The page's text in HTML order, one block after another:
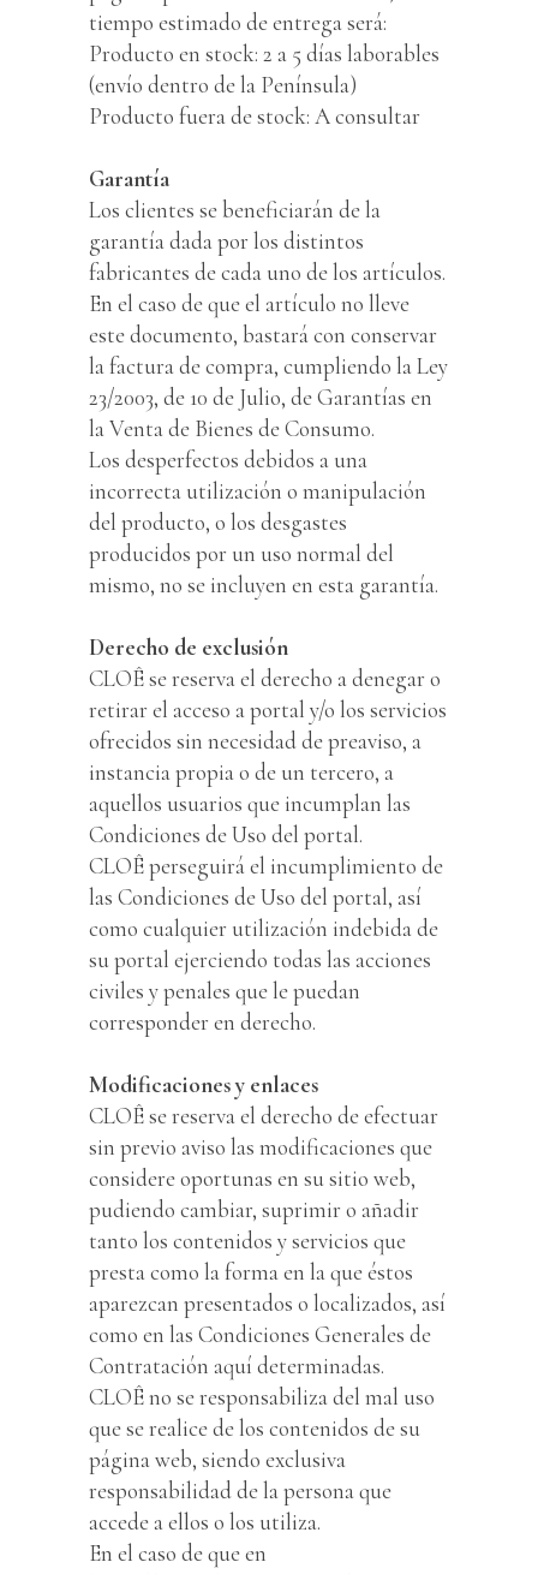
tiempo estimado de entrega será:
Producto en stock: 2 a 5 días laborables
(envío dentro de la Península)
Producto fuera de stock: A consultar
Garantía
Los clientes se beneficiarán de la
garantía dada por los distintos
fabricantes de cada uno de los artículos.
En el caso de que el artículo no lleve
este documento, bastará con conservar
la factura de compra, cumpliendo la Ley
23/2003, de 10 de Julio, de Garantías en
la Venta de Bienes de Consumo.
Los desperfectos debidos a una
incorrecta utilización o manipulación
del producto, o los desgastes
producidos por un uso normal del
mismo, no se incluyen en esta garantía.
Derecho de exclusión
CLOÊ se reserva el derecho a denegar o
retirar el acceso a portal y/o los servicios
ofrecidos sin necesidad de preaviso, a
instancia propia o de un tercero, a
aquellos usuarios que incumplan las
Condiciones de Uso del portal.
CLOÊ perseguirá el incumplimiento de
las Condiciones de Uso del portal, así
como cualquier utilización indebida de
su portal ejerciendo todas las acciones
civiles y penales que le puedan
corresponder en derecho.
Modificaciones y enlaces
CLOÊ se reserva el derecho de efectuar
sin previo aviso las modificaciones que
considere oportunas en su sitio web,
pudiendo cambiar, suprimir o añadir
tanto los contenidos y servicios que
presta como la forma en la que éstos
aparezcan presentados o localizados, así
como en las Condiciones Generales de
Contratación aquí determinadas.
CLOÊ no se responsabiliza del mal uso
que se realice de los contenidos de su
página web, siendo exclusiva
responsabilidad de la persona que
accede a ellos o los utiliza.
En el caso de que en